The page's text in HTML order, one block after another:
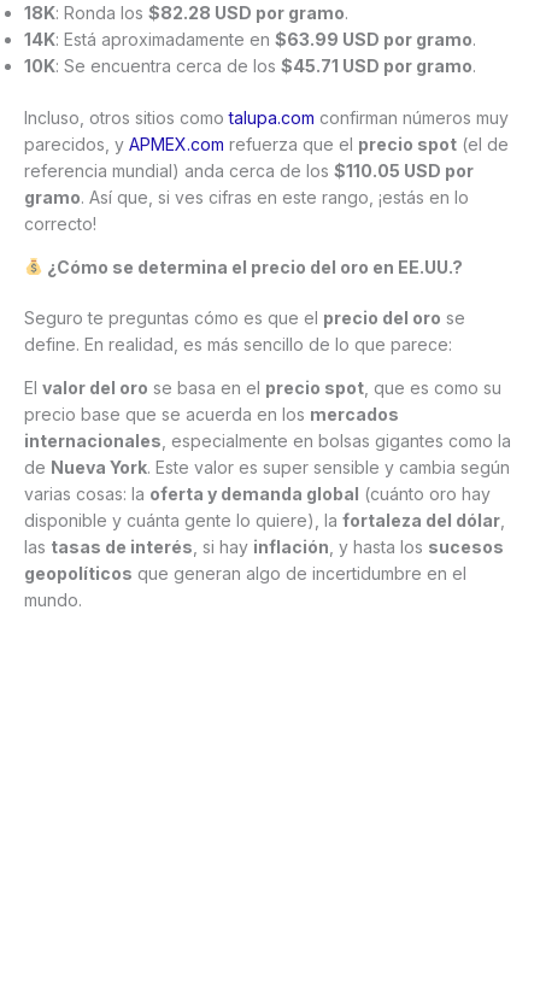
18K: Ronda los $82.28 USD por gramo.
14K: Está aproximadamente en $63.99 USD por gramo.
10K: Se encuentra cerca de los $45.71 USD por gramo.
Incluso, otros sitios comotalupa.com confirman números muy
parecidos, y APMEX.com refuerza que el precio spot (el de
referencia mundial) anda cerca de los $110.05 USD por
gramo. Así que, si ves cifras en este rango, ¡estás en lo
correcto!
¿Cómo se determina el precio del oro en EE.UU.?
Seguro te preguntas cómo es que el precio del oro se
define. En realidad, es más sencillo de lo que parece:
El valor del oro se basa en el precio spot , que es como su
precio base que se acuerda en los mercados
internacionales , especialmente en bolsas gigantes como la
de Nueva York. Este valor es super sensible y cambia según
varias cosas: la oferta y demanda global (cuánto oro hay
disponible y cuánta gente lo quiere), la fortaleza del dólar
las tasas de interés , si hay inflación , y hasta los sucesos
geopolíticos que generan algo de incertidumbre en el
mundo.